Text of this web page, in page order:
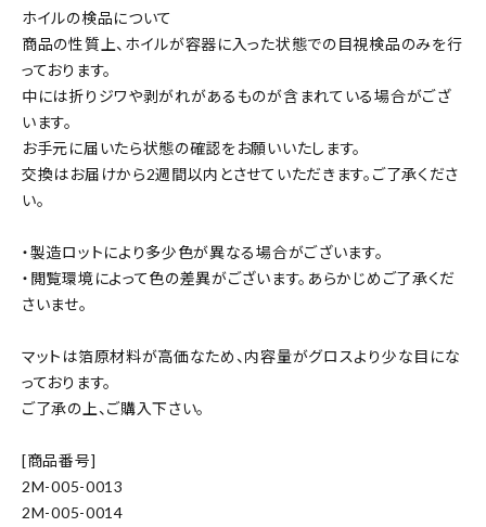
ホイルの検品について
商品の性質上、ホイルが容器に入った状態での目視検品のみを行
っております。
中には折りジワや剥がれがあるものが含まれている場合がござ
います。
お手元に届いたら状態の確認をお願いいたします。
交換はお届けから2週間以内とさせていただきます。ご了承くださ
い。
・製造ロットにより多少色が異なる場合がございます。
・閲覧環境によって色の差異がございます。あらかじめご了承くだ
さいませ。
マットは箔原材料が高価なため、内容量がグロスより少な目にな
っております。
ご了承の上、ご購入下さい。
[商品番号]
2M-005-0013
2M-005-0014